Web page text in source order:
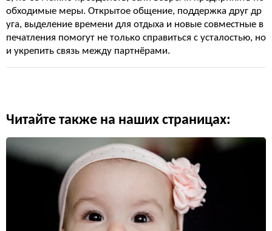
обходимые меры. Открытое общение, поддержка друг др
уга, выделение времени для отдыха и новые совместные в
печатления помогут не только справиться с усталостью, но
и укрепить связь между партнёрами.
Читайте также на наших страницах: